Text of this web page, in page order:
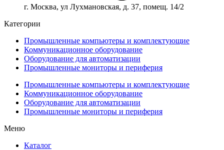
г. Москва, ул Лухмановская, д. 37, помещ. 14/2
Категории
Промышленные компьютеры и комплектующие
Коммуникационное оборудование
Оборудование для автоматизации
Промышленные мониторы и периферия
Промышленные компьютеры и комплектующие
Коммуникационное оборудование
Оборудование для автоматизации
Промышленные мониторы и периферия
Меню
Каталог